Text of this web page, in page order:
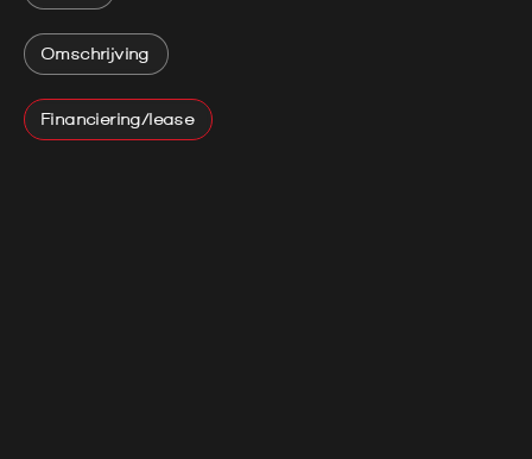
Omschrijving
Financiering/lease